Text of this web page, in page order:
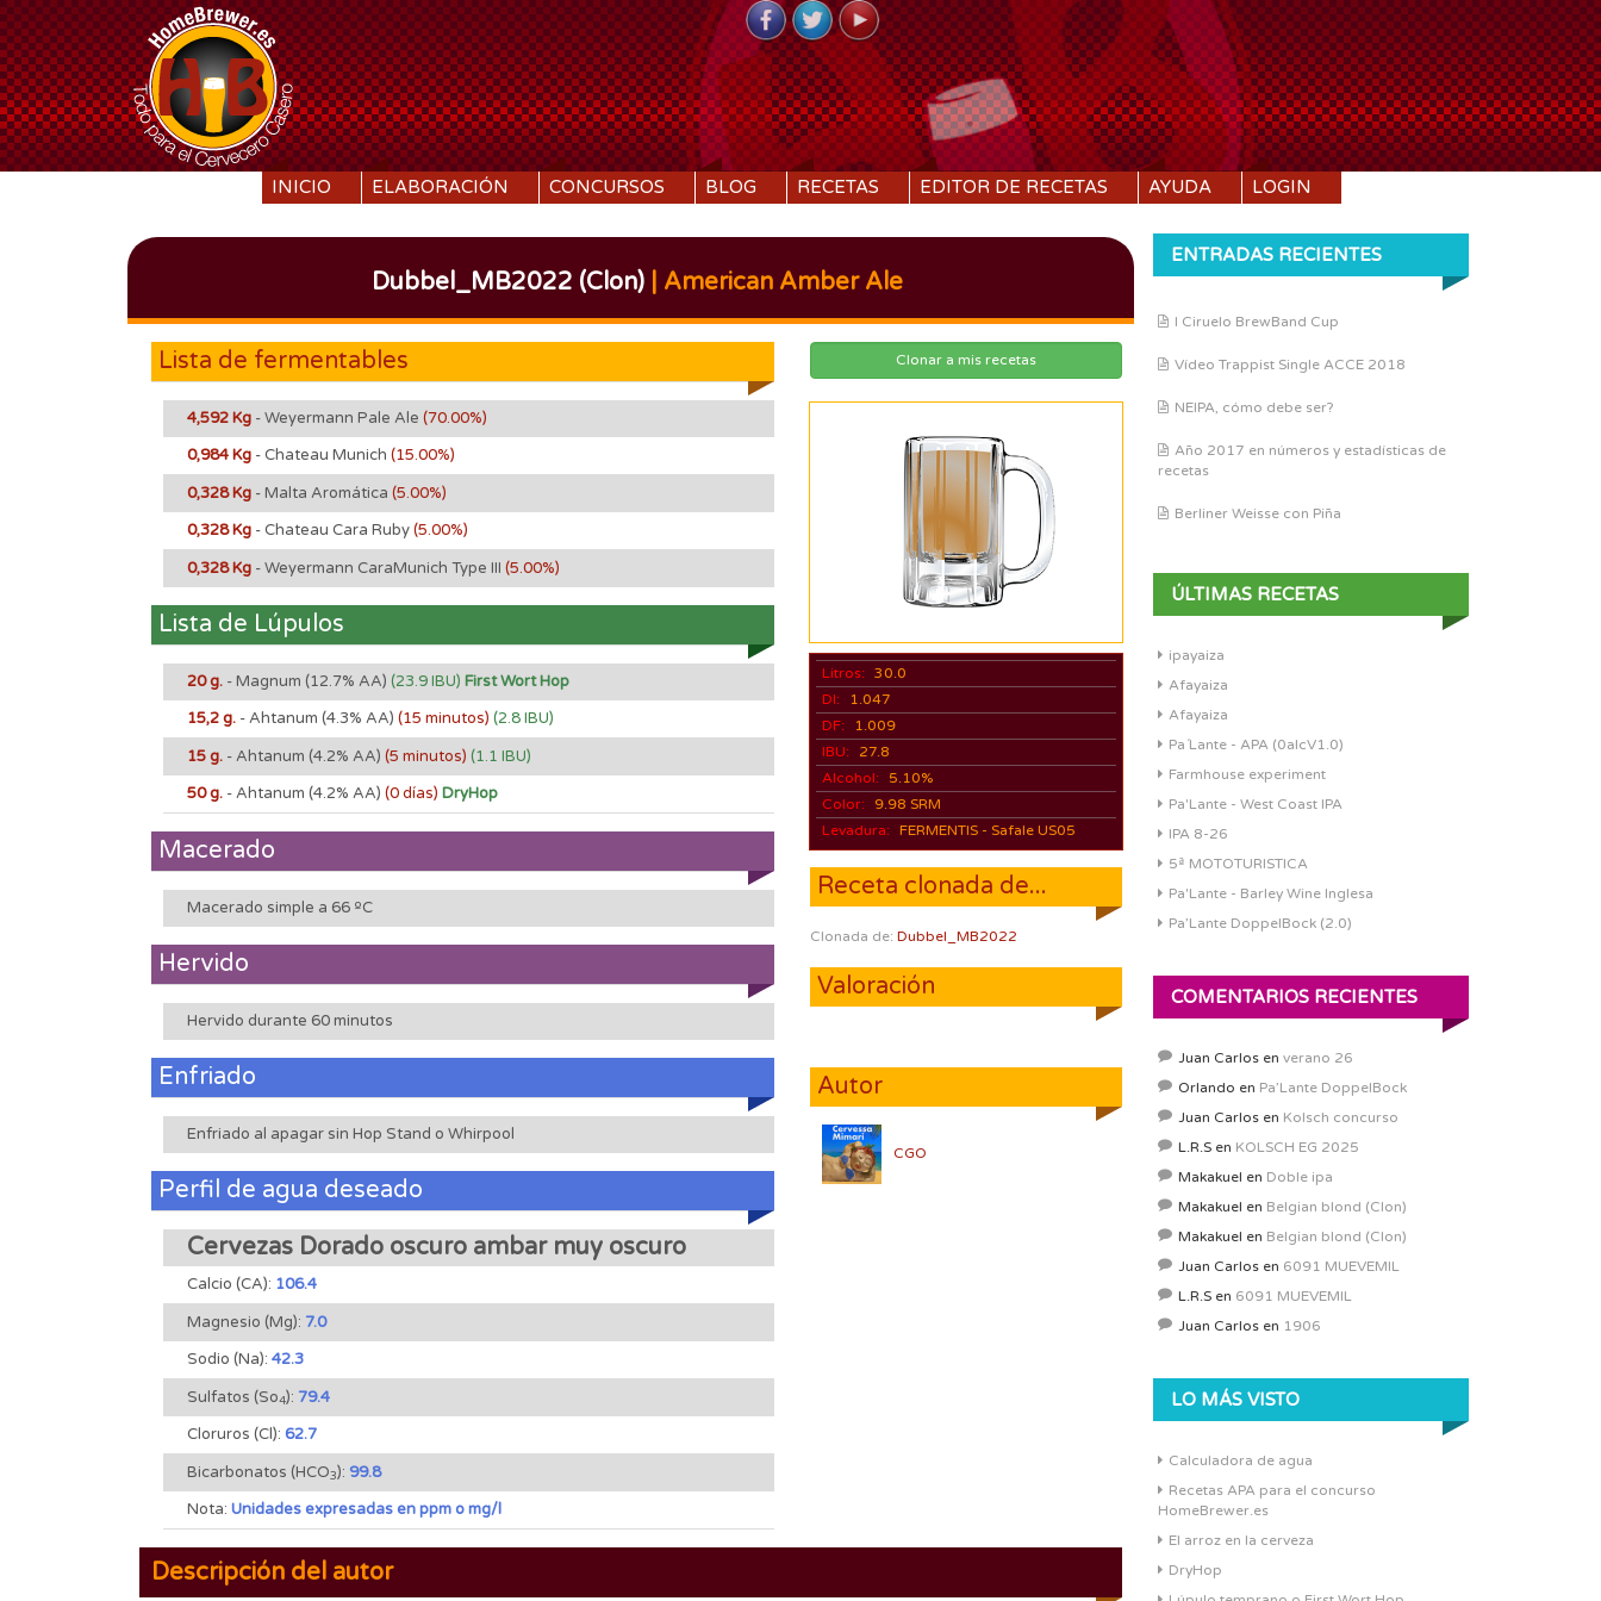
SKIP TO CONTENT
INICIO ELABORACIÓN CONCURSOS BLOG RECETAS EDITOR DE RECETAS AYUDA LOGIN
Dubbel_MB2022 (Clon)| American Amber Ale
Lista de fermentables
4,592 Kg - Weyermann Pale Ale (70.00%)
0,984 Kg - Chateau Munich (15.00%)
0,328 Kg - Malta Aromática (5.00%)
0,328 Kg - Chateau Cara Ruby(5.00%)
0,328 Kg - Weyermann CaraMunich Type III (5.00%)
Lista de Lúpulos
20 g. - Magnum (12.7% AA) (23.9 IBU) First Wort Hop
15,2 g. - Ahtanum (4.3% AA) (15 minutos) (2.8 IBU)
15 g. - Ahtanum (4.2% AA) (5 minutos) (1.1 IBU)
50 g. - Ahtanum (4.2% AA) (0 días) DryHop
Macerado
Macerado simple a 66 ºC
Hervido
Hervido durante 60 minutos
Enfriado
Enfriado al apagar sin Hop Stand o Whirpool
Perfil de agua deseado
Cervezas Dorado oscuro ambar muy oscuro
Calcio (CA): 106.4
Magnesio (Mg): 7.0
Sodio (Na): 42.3
Sulfatos (So4): 79.4
Cloruros (Cl): 62.7
Bicarbonatos (HCO3): 99.8
Nota: Unidades expresadas en ppm o mg/l
Clonar a mis recetas
Litros: 30.0
DI:
1.047
DF:
1.009
IBU:
27.8
Alcohol:
5.10%
Color:
9.98 SRM
Levadura: FERMENTIS - Safale US05
Receta clonada de...
Clonada de:Dubbel_MB2022
Valoración
Autor
CGO
Descripción del autor
ENTRADAS RECIENTES
I Ciruelo BrewBand Cup
Vídeo Trappist Single ACCE 2018
NEIPA, cómo debe ser?
Año 2017 en números y estadísticas de
recetas
Berliner Weisse con Piña
ÚLTIMAS RECETAS
ipayaiza
Afayaiza
Afayaiza
Pa´Lante - APA (0alcV1.0)
Farmhouse experiment
Pa'Lante - West Coast IPA
IPA 8-26
5ª MOTOTURISTICA
Pa'Lante - Barley Wine Inglesa
Pa’Lante DoppelBock (2.0)
COMENTARIOS RECIENTES
Juan Carlos en verano 26
Orlando en Pa’Lante DoppelBock
Juan Carlos en Kolsch concurso
L.R.S en KOLSCH EG 2025
Makakuel en Doble ipa
Makakuel en Belgian blond (Clon)
Makakuel en Belgian blond (Clon)
Juan Carlos en 6091 MUEVEMIL
L.R.S en 6091 MUEVEMIL
Juan Carlos en 1906
LO MÁS VISTO
Calculadora de agua
Recetas APA para el concurso
HomeBrewer.es
El arroz en la cerveza
DryHop